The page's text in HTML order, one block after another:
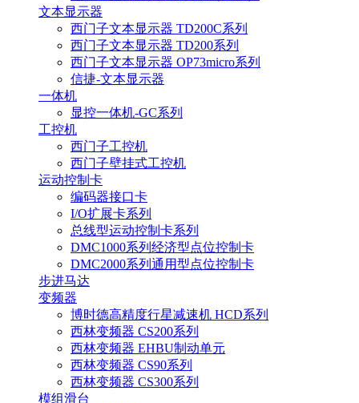
文本显示器
西门子文本显示器 TD200C系列
西门子文本显示器 TD200系列
西门子文本显示器 OP73micro系列
信捷-文本显示器
一体机
显控一体机-GC系列
工控机
西门子工控机
西门子壁挂式工控机
运动控制卡
编码器接口卡
I/O扩展卡系列
总线型运动控制卡系列
DMC1000系列经济型点位控制卡
DMC2000系列通用型点位控制卡
步进马达
变频器
博时德高精度行星减速机 HCD系列
西林变频器 CS200系列
西林变频器 EHBU制动单元
西林变频器 CS90系列
西林变频器 CS300系列
模组滑台